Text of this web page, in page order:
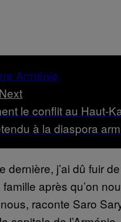
le conflit au Haut-
à la diaspora
dernière, j’ai dû fuir
après qu’on
raconte Saro